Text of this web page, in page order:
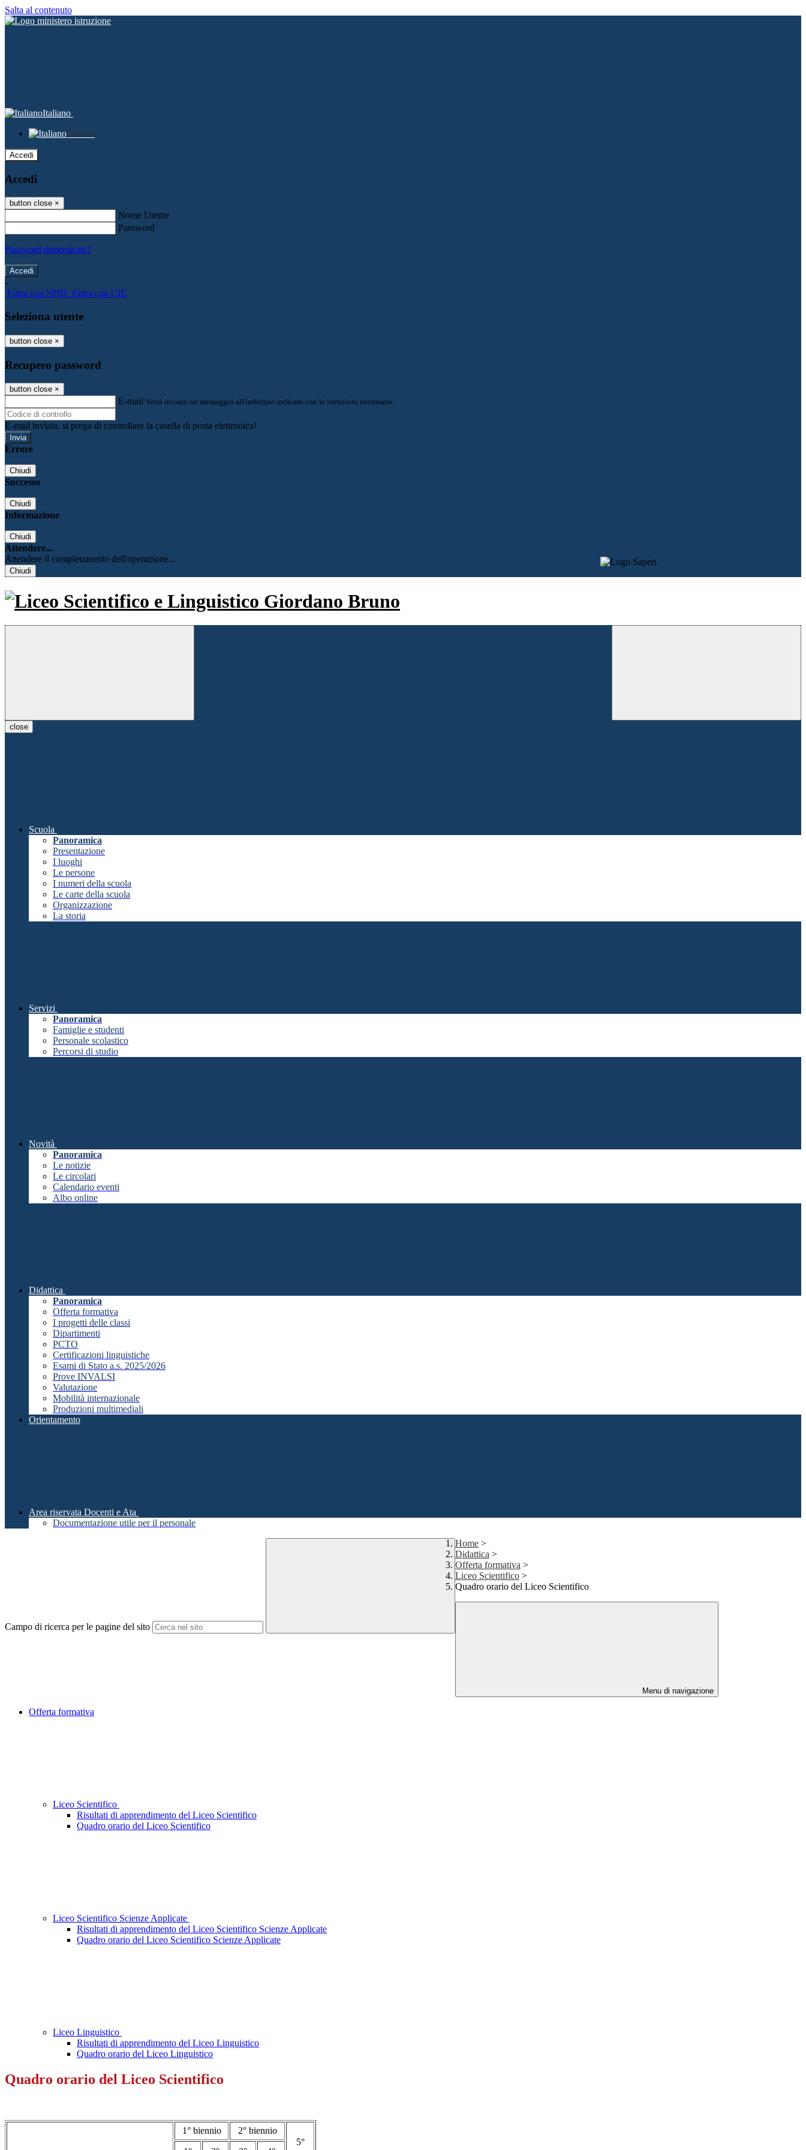
Salta al contenuto
Italiano
Italiano
Accedi
Accedi
button close ×
Nome Utente
Password
Password dimenticata?
-
Entra con SPID Entra con CIE
Seleziona utente
button close ×
Recupero password
button close ×
E-mail Verrà inviato un messaggio all'indirizzo indicato con le istruzioni necessarie.
E-mail inviata, si prega di controllare la casella di posta elettronica!
Errore
Chiudi
Successo
Chiudi
Informazione
Chiudi
Attendere...
Attendere il completamento dell'operazione...
Chiudi
close
Scuola
Panoramica
Presentazione
I luoghi
Le persone
I numeri della scuola
Le carte della scuola
Organizzazione
La storia
Servizi
Panoramica
Famiglie e studenti
Personale scolastico
Percorsi di studio
Novità
Panoramica
Le notizie
Le circolari
Calendario eventi
Albo online
Didattica
Panoramica
Offerta formativa
I progetti delle classi
Dipartimenti
PCTO
Certificazioni linguistiche
Esami di Stato a.s. 2025/2026
Prove INVALSI
Valutazione
Mobilità internazionale
Produzioni multimediali
Orientamento
Area riservata Docenti e Ata
Documentazione utile per il personale
Campo di ricerca per le pagine del sito
Home >
Didattica >
Offerta formativa >
Liceo Scientifico >
Quadro orario del Liceo Scientifico
Menu di navigazione
Offerta formativa
Liceo Scientifico
Risultati di apprendimento del Liceo Scientifico
Quadro orario del Liceo Scientifico
Liceo Scientifico Scienze Applicate
Risultati di apprendimento del Liceo Scientifico Scienze Applicate
Quadro orario del Liceo Scientifico Scienze Applicate
Liceo Linguistico
Risultati di apprendimento del Liceo Linguistico
Quadro orario del Liceo Linguistico
Quadro orario del Liceo Scientifico
1° biennio
2° biennio
5°